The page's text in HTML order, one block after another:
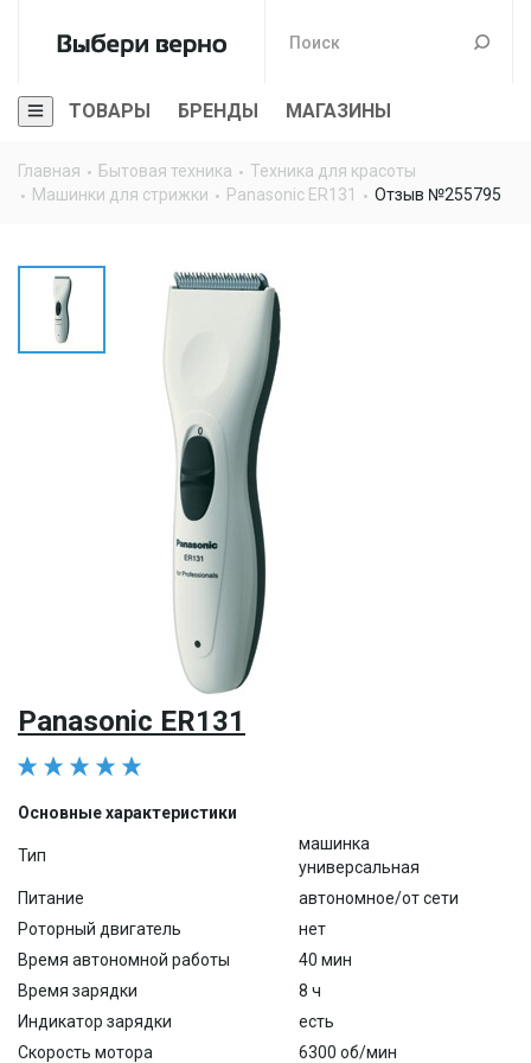
ТОВАРЫ БРЕНДЫ МАГАЗИНЫ
Главная Бытовая техника
Техника для красоты
Машинки для стрижки
Panasonic ER131 Отзыв №255795
Panasonic ER131
Основные характеристики
Тип
машинка
универсальная
Питание
автономное/от сети
Роторный двигатель
нет
Время автономной работы
40 мин
Время зарядки
8 ч
Индикатор зарядки
есть
Скорость мотора
6300 об/мин